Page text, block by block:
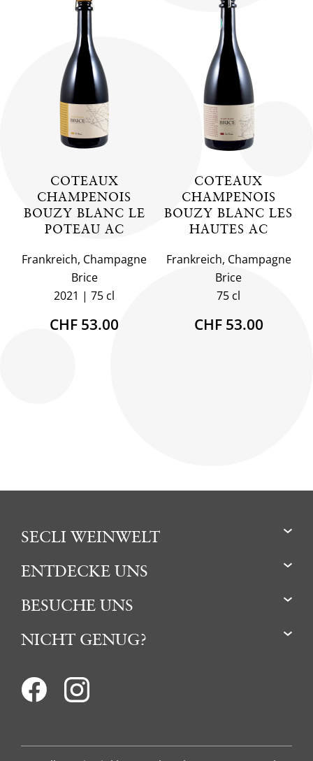
COTEAUX
CHAMPENOIS
BOUZY BLANC LE
POTEAU AC
Frankreich, Champagne
Brice
2021
75 cl
CHF 53.00
COTEAUX
CHAMPENOIS
BOUZY BLANC LES
HAUTES AC
Frankreich, Champagne
Brice
75 cl
CHF 53.00
SECLI WEINWELT
ENTDECKE UNS
BESUCHE UNS
NICHT GENUG?